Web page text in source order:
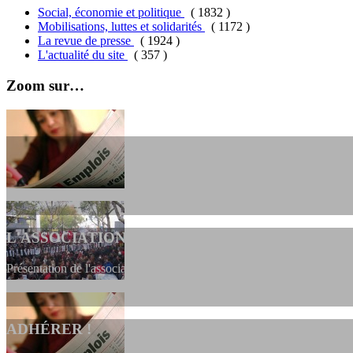
Social, économie et politique
( 1832 )
Mobilisations, luttes et solidarités
( 1172 )
La revue de presse
( 1924 )
L'actualité du site
( 357 )
Zoom sur…
L'ASSOCIATION
Présentation de l'association et de sa charte qui encadre nos actions et
ADHÉRER !